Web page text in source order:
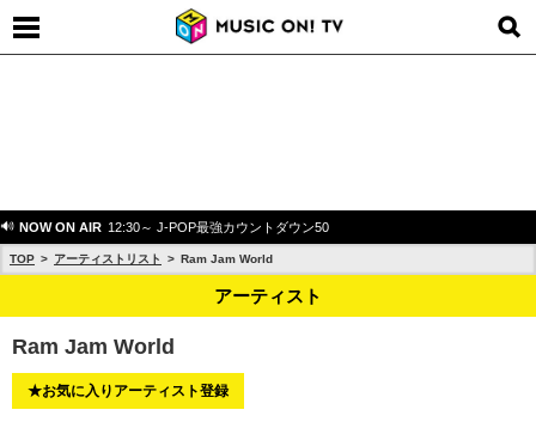
NOW ON AIR 12:30～ J-POP最強カウントダウン50
TOP アーティストリスト Ram Jam World
アーティスト
Ram Jam World
★お気に入りアーティスト登録